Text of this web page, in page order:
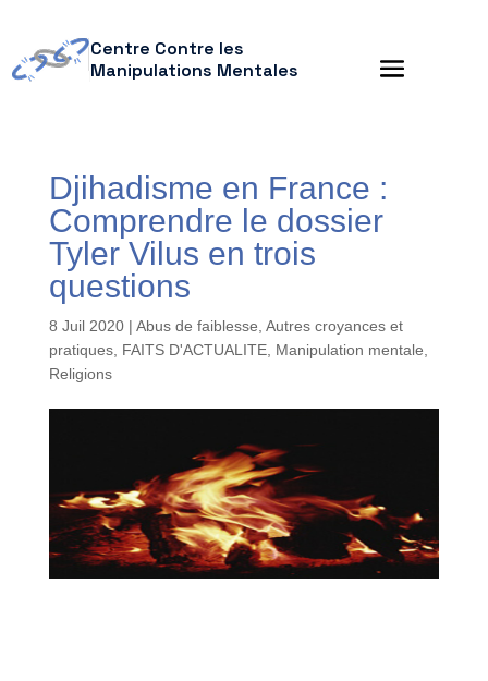
Centre Contre les
Manipulations Mentales
Djihadisme en France :
Comprendre le dossier
Tyler Vilus en trois
questions
8 Juil 2020| Abus de faiblesse Autres croyances et
pratiques, FAITS D'ACTUALITE, Manipulation mentale
Religions